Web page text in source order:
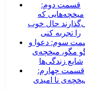
قسمت دوم:
میخچه‌هایی که
حال خوب
را تجربه کنی
سوم: دعوا و
مگو، میخچه‌ی
شایع زندگی‌ها
قسمت چهارم:
نا امیدی